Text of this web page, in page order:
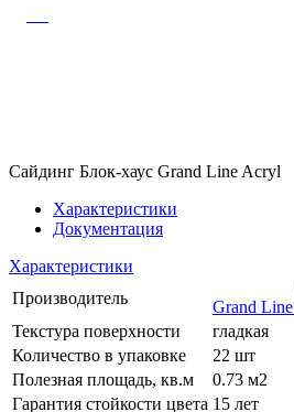
Сайдинг Блок-хаус Grand Line Acryl
Характеристики
Документация
Характеристики
Производитель
Grand Line
Текстура поверхности
гладкая
Количество в упаковке
22 шт
Полезная площадь, кв.м
0.73 м2
Гарантия стойкости цвета 15 лет